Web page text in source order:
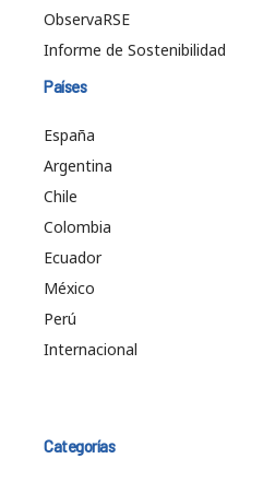
ObservaRSE
Informe de Sostenibilidad
Países
España
Argentina
Chile
Colombia
Ecuador
México
Perú
Internacional
Categorías